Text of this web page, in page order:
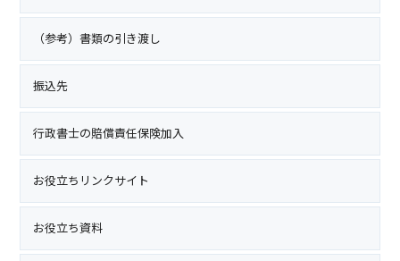
（参考）書類の引き渡し
振込先
行政書士の賠償責任保険加入
お役立ちリンクサイト
お役立ち資料